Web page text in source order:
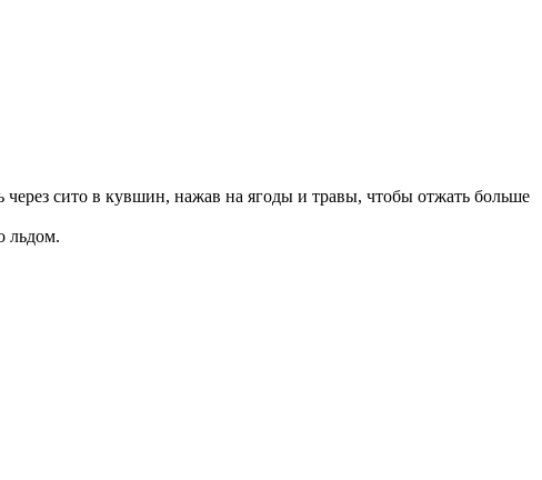
сито в кувшин, нажав на ягоды и травы, чтобы отжать больше
льдом.